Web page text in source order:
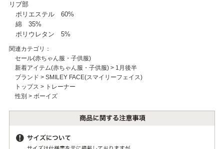
リブ部
ポリエステル 60%
綿 35%
ポリウレタン 5%
関連カテゴリ：
セール(赤ちゃん服・子供服)
新着アイテム(赤ちゃん服・子供服)> 1月後半
ブランド > SMILEY FACE(スマイリーフェイス)
トップス > トレーナー
性別 > ボーイズ